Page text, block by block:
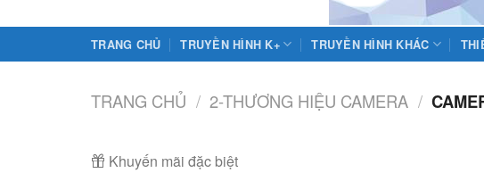
TRANG CHỦ TRUYỀN HÌNH K+ TRUYỀN HÌNH KHÁC
TRANG CHỦ / 2-THƯƠNG HIỆU CAMERA /
Khuyến mãi đặc biệt